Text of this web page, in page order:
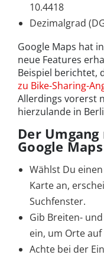
10.4418
Dezimalgrad
Google Maps hat
neue Features
Beispiel berichtet,
zu Bike-Sharing-
Allerdings vorerst
hierzulande in
Der
Google Maps
Wählst Du
Karte an,
Suchfenster.
Gib Breiten-
ein, um Orte
Achte bei der